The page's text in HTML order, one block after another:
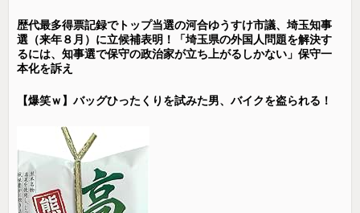
歴代最多得票記録でトップ当選の河合ゆうすけ市議、埼玉知事
選（来年８月）に立候補表明！「埼玉県の外国人問題を解決す
るには、知事選で保守の政治家が立ち上がるしかない」保守一
本化を訴え
【爆笑ｗ】バッグひったくりを試みた男、バイクを盗られる！